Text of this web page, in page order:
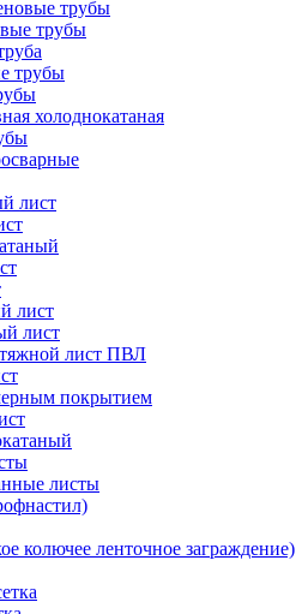
трубы
трубы
трубы
холоднокатаная
лист
лист
лист
лист ПВЛ
покрытием
листы
колючее ленточное заграждение)